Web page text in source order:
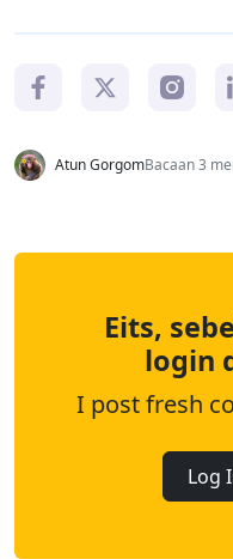
Atun GorgomBacaan 3
Eits,
login
I post fresh
Log